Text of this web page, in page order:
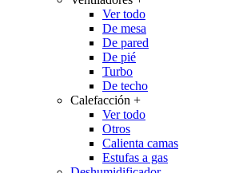
Ver todo
De mesa
De pared
De pié
Turbo
De techo
Calefacción +
Ver todo
Otros
Calienta camas
Estufas a gas